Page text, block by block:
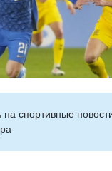
на cпортивные